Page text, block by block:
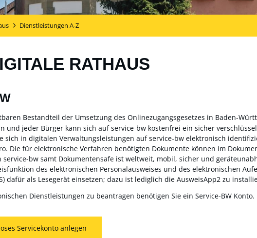
Dienstleistungen A-Z
RATHAUS
Bestandteil der Umsetzung des Onlinezugangsgesetzes in Baden-
und jeder Bürger kann sich auf service-bw kostenfrei ein sicher
sich in digitalen Verwaltungsleistungen auf service-bw elektronisch
Die für elektronische Verfahren benötigten Dokumente können im
service-bw samt Dokumentensafe ist weltweit, mobil, sicher und
des elektronischen Personalausweises und des elektronischen
dafür als Lesegerät einsetzen; dazu ist lediglich die AusweisApp2 zu
Dienstleistungen zu beantragen benötigen Sie ein Service-BW Konto.
Servicekonto anlegen